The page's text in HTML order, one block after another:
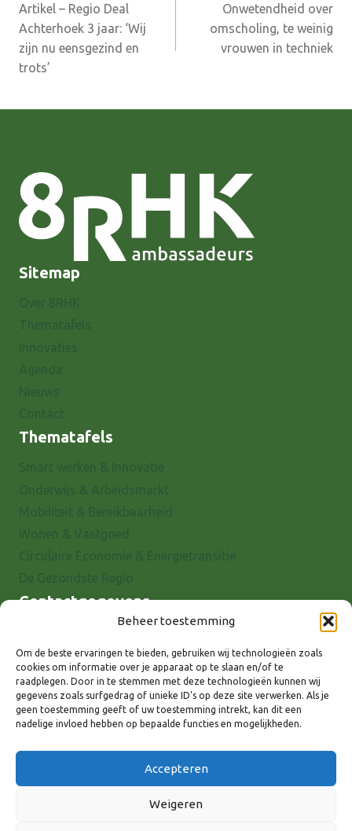
Beheer toestemming
Om de beste ervaringen te bieden, gebruiken wij technologieën zoals
cookies om informatie over je apparaat op te slaan en/of te
raadplegen. Door in te stemmen met deze technologieën kunnen wij
gegevens zoals surfgedrag of unieke ID's op deze site verwerken. Als je
geen toestemming geeft of uw toestemming intrekt, kan dit een
nadelige invloed hebben op bepaalde functies en mogelijkheden.
Accepteren
Weigeren
navigatie
Artikel – Regio Deal
Achterhoek 3 jaar: ‘Wij
zijn nu eensgezind en
trots’
Onwetendheid over
omscholing, te weinig
vrouwen in techniek
Sitemap
Thematafels
Contactgegevens
7001 EX Doetinchem
E-mail: info@8rhk.nl
Telefoonnummers
Privacyverklaring